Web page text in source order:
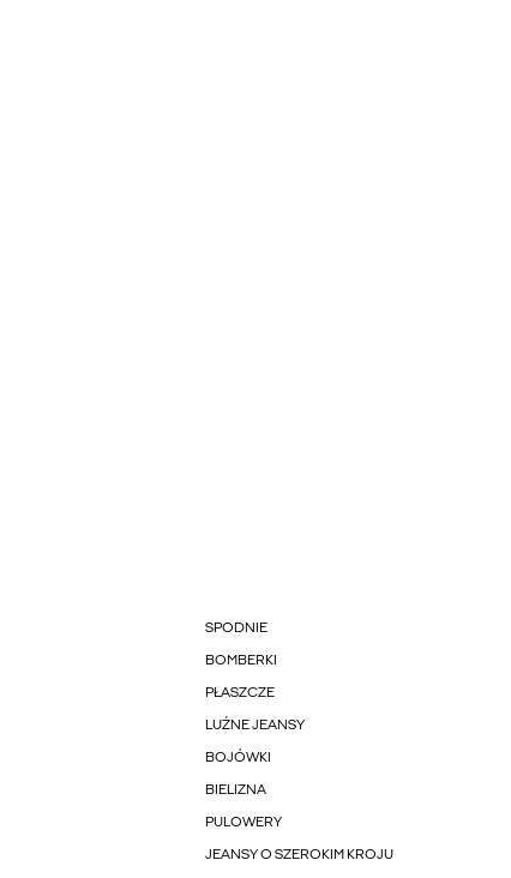
SPODNIE
BOMBERKI
PŁASZCZE
LUŹNE JEANSY
BOJÓWKI
BIELIZNA
PULOWERY
JEANSY O SZEROKIM KROJU